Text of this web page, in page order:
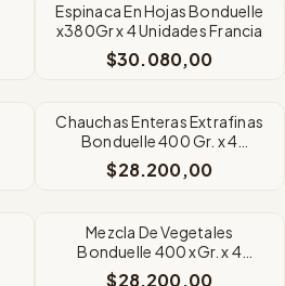
Espinaca En Hojas Bonduelle
x380Gr x 4 Unidades Francia
$30.080,00
Chauchas Enteras Extrafinas
Bonduelle 400 Gr. x 4
Unidades Francia
$28.200,00
Mezcla De Vegetales
Bonduelle 400 xGr. x 4
Unidades Francia
$28.200,00